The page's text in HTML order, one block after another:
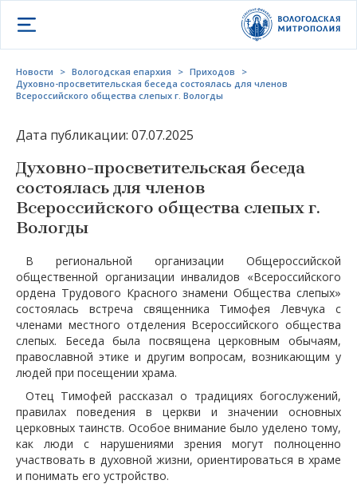
Открыть меню
Новости > Вологодская епархия > Приходов
>
Духовно-просветительская беседа состоялась для членов
Всероссийского общества слепых г. Вологды
Дата публикации: 07.07.2025
Духовно-просветительская беседа
состоялась для членов
Всероссийского общества слепых г.
Вологды
В региональной организации Общероссийской
общественной организации инвалидов «Всероссийского
ордена Трудового Красного знамени Общества слепых»
состоялась встреча священника Тимофея Левчука с
членами местного отделения Всероссийского общества
слепых. Беседа была посвящена церковным обычаям,
православной этике и другим вопросам, возникающим у
людей при посещении храма.
Отец Тимофей рассказал о традициях богослужений,
правилах поведения в церкви и значении основных
церковных таинств. Особое внимание было уделено тому,
как люди с нарушениями зрения могут полноценно
участвовать в духовной жизни, ориентироваться в храме
и понимать его устройство.